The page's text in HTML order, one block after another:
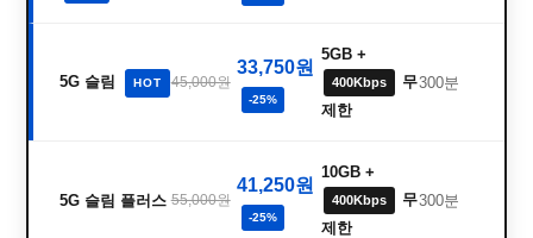
5G 슬림 HOT 45,000원
33,750원
-25%
5GB +
400Kbps
무
제한
300분
5G 슬림 플러스 55,000원
41,250원
-25%
10GB +
400Kbps
무
제한
300분